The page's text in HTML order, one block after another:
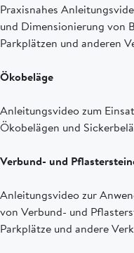
Praxisnahes
und Dimensionierung von
Parkplätzen und anderen
Ökobeläge
Anleitungsvideo zum
Ökobelägen und
Verbund- und
Anleitungsvideo zur
von Verbund- und
Parkplätze und andere